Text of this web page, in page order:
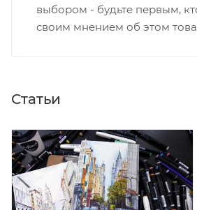
выбором - будьте первым,
своим мнением об этом
Статьи